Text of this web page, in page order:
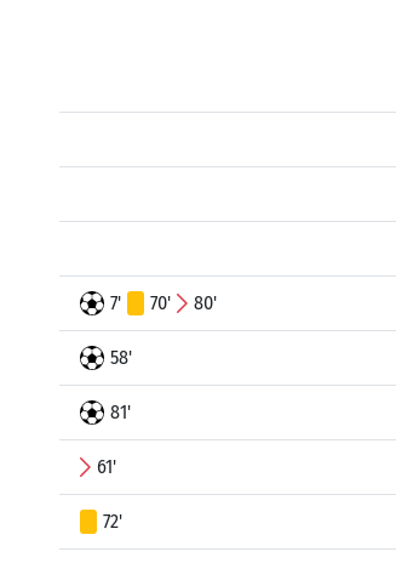
7' 70' 80'
58'
81'
61'
72'